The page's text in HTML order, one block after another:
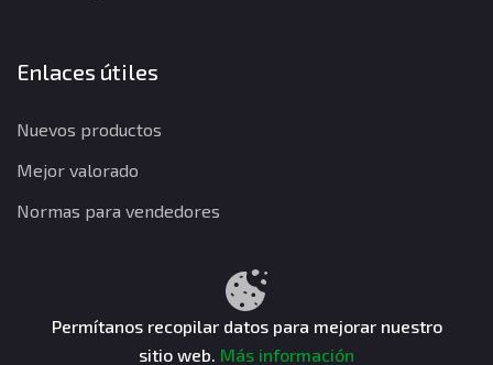
Enlaces útiles
Nuevos productos
Mejor valorado
Normas para vendedores
Términos y condiciones
CuentasGO © 2026. Todos los derechos reservados.
Permítanos recopilar datos para mejorar nuestro
sitio web. Más información